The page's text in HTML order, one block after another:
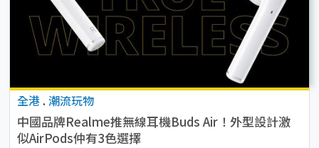
全港 . 潮流玩物
中國品牌Realme推無線耳機Buds Air！外型設計激
似AirPods仲有3色選擇